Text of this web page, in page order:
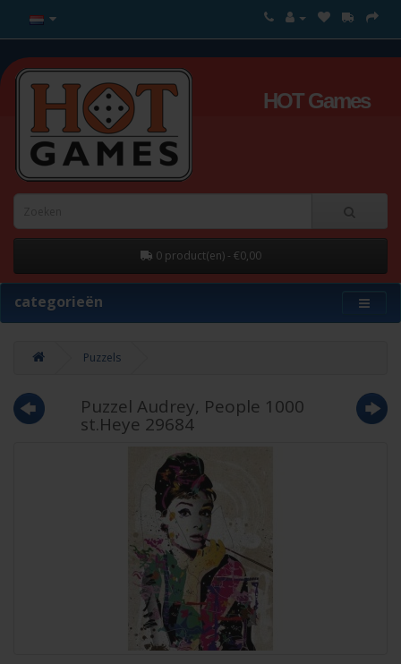
HOT Games
0 product(en) - €0,00
categorieën
Puzzels
Puzzel Audrey, People 1000
st.Heye 29684